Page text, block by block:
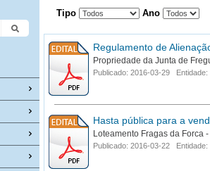
Tipo Ano
Regulamento de
Propriedade da Junta de
Publicado: 2016-03-29
Hasta pública para a
Loteamento Fragas da Forca
Publicado: 2016-03-22